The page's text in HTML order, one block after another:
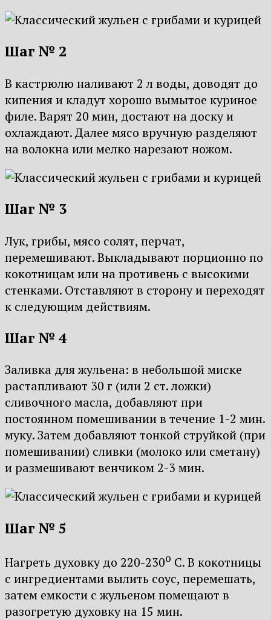
Шаг № 2
В кастрюлю наливают 2 л воды, доводят до
кипения и кладут хорошо вымытое куриное
филе. Варят 20 мин, достают на доску и
охлаждают. Далее мясо вручную разделяют
на волокна или мелко нарезают ножом.
Шаг № 3
Лук, грибы, мясо солят, перчат,
перемешивают. Выкладывают порционно по
кокотницам или на противень с высокими
стенками. Отставляют в сторону и переходят
к следующим действиям.
Шаг № 4
Заливка для жульена: в небольшой миске
растапливают 30 г (или 2 ст. ложки)
сливочного масла, добавляют при
постоянном помешивании в течение 1-2 мин.
муку. Затем добавляют тонкой струйкой (при
помешивании) сливки (молоко или сметану)
и размешивают венчиком 2-3 мин.
Шаг № 5
Нагреть духовку до 220-230о С. В кокотницы
с ингредиентами вылить соус, перемешать,
затем емкости с жульеном помещают в
разогретую духовку на 15 мин.